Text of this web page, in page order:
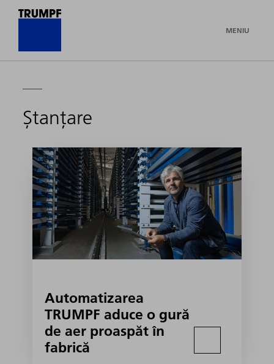
MENIU
Ștanțare
Automatizarea
TRUMPF aduce o gură
de aer proaspăt în
fabrică